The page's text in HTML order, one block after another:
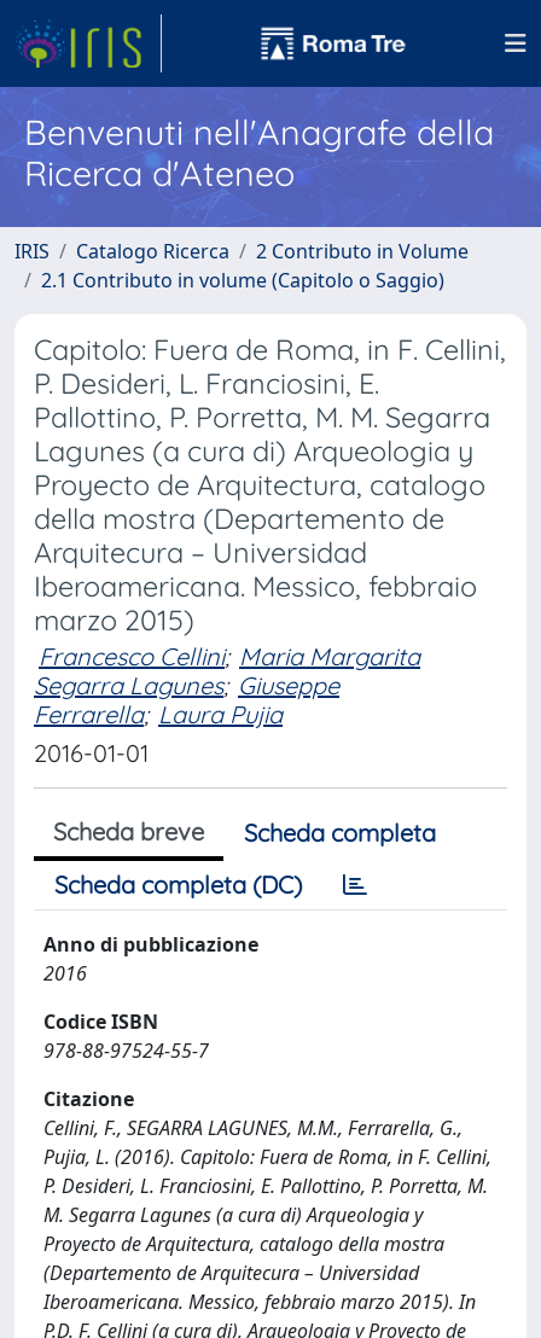
Benvenuti nell'Anagrafe della
Ricerca d'Ateneo
IRIS Catalogo Ricerca
2 Contributo in Volume
2.1 Contributo in volume (Capitolo o Saggio)
Capitolo: Fuera de Roma, in F. Cellini,
P. Desideri, L. Franciosini, E.
Pallottino, P. Porretta, M. M. Segarra
Lagunes (a cura di) Arqueologia y
Proyecto de Arquitectura, catalogo
della mostra (Departemento de
Arquitecura – Universidad
Iberoamericana. Messico, febbraio
marzo 2015)
Francesco Cellini; Maria Margarita
Segarra Lagunes; Giuseppe
Ferrarella; Laura Pujia
2016-01-01
Scheda breve
Scheda completa
Scheda completa (DC)
Anno di pubblicazione
2016
Codice ISBN
978-88-97524-55-7
Citazione
Cellini, F., SEGARRA LAGUNES, M.M., Ferrarella, G.,
Pujia, L. (2016). Capitolo: Fuera de Roma, in F. Cellini,
P. Desideri, L. Franciosini, E. Pallottino, P. Porretta, M.
M. Segarra Lagunes (a cura di) Arqueologia y
Proyecto de Arquitectura, catalogo della mostra
(Departemento de Arquitecura – Universidad
Iberoamericana. Messico, febbraio marzo 2015). In
P.D. F. Cellini (a cura di), Arqueologia y Proyecto de